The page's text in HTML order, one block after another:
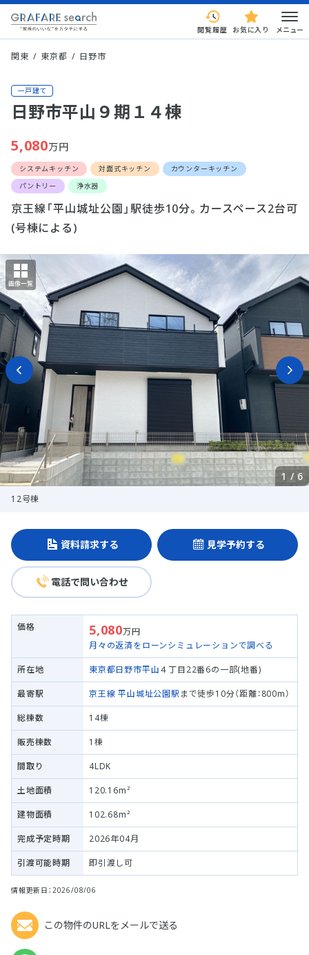
閲覧履歴 お気に入り メニュー
関東 東京都 日野市
一戸建て
日野市平山９期１４棟
5,080万円
システムキッチン 対面式キッチン
カウンターキッチン
パントリー
浄水器
京王線「平山城址公園」駅徒歩10分。カースペース2台可
(号棟による)
1 / 6
12号棟
資料請求する 見学予約する
電話で問い合わせ
価格 5,080万円
月々の返済をローンシミュレーションで調べる
所在地 東京都日野市平山４丁目22番6の一部(地番)
最寄駅 京王線 平山城址公園駅 まで徒歩10分（距離：800m）
総棟数 14棟
販売棟数 1棟
間取り 4LDK
土地面積 120.16m²
建物面積 102.68m²
完成予定時期 2026年04月
引渡可能時期 即引渡し可
情報更新日：2026/08/06
この物件のURLをメールで送る